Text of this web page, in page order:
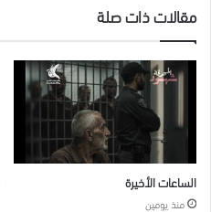
مقالات ذات صلة
الساعات الأخيرة
منذ يومين